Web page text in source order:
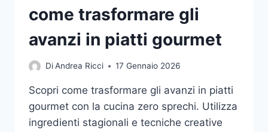
come trasformare gli
avanzi in piatti gourmet
DiAndrea Ricci 17 Gennaio 2026
Scopri come trasformare gli avanzi in piatti
gourmet con la cucina zero sprechi. Utilizza
ingredienti stagionali e tecniche creative